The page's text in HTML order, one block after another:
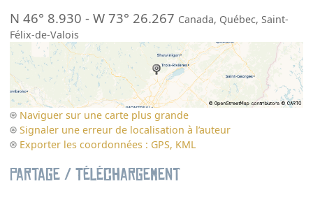
N 46° 8.930 -W 73° 26.267 Canada, Québec,Saint-
Félix-de-Valois
Naviguer sur une carte plus grande
Signaler une erreur de localisation à l’auteur
Exporter les coordonnées : GPS, KML
Partage / Téléchargement